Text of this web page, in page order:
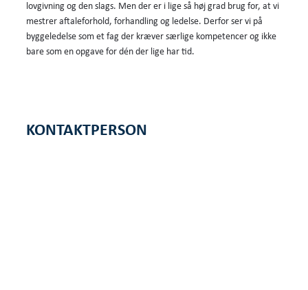
lovgivning og den slags. Men der er i lige så høj grad brug for, at vi
mestrer aftaleforhold, forhandling og ledelse. Derfor ser vi på
byggeledelse som et fag der kræver særlige kompetencer og ikke
bare som en opgave for dén der lige har tid.
KONTAKTPERSON